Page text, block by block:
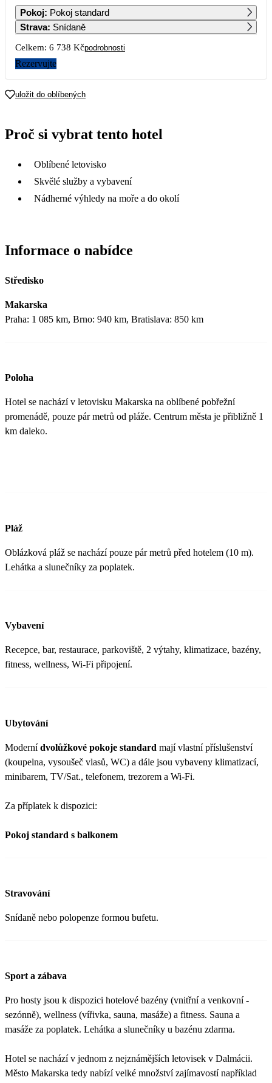
1 2 3 4 5 6 7
8 9 10 11 12 13 14
15
3 369 3 369
22 23
29
3 369
30 31
Pokoj: Pokoj standard
Strava: Snídaně
Celkem: 6 738 Kčpodrobnosti
Rezervujte
uložit do oblíbených
Proč si vybrat tento hotel
Oblíbené letovisko
Skvělé služby a vybavení
Nádherné výhledy na moře a do okolí
Informace o nabídce
Středisko
Makarska
Praha: 1 085 km, Brno: 940 km, Bratislava: 850 km
Poloha
Hotel se nachází v letovisku Makarska na oblíbené pobřežní
promenádě, pouze pár metrů od pláže. Centrum města je přibližně 1
km daleko.
Pláž
Oblázková pláž se nachází pouze pár metrů před hotelem (10 m).
Lehátka a slunečníky za poplatek.
Vybavení
Recepce, bar, restaurace, parkoviště, 2 výtahy, klimatizace, bazény,
fitness, wellness, Wi-Fi připojení.
Ubytování
Modernídvolůžkové pokoje standard mají vlastní příslušenství
(koupelna, vysoušeč vlasů, WC) a dále jsou vybaveny klimatizací,
minibarem, TV/Sat., telefonem, trezorem a Wi-Fi.
Za příplatek k dispozici:
Pokoj standard s balkonem
Stravování
Snídaně nebo polopenze formou bufetu.
Sport a zábava
Pro hosty jsou k dispozici hotelové bazény (vnitřní a venkovní -
sezónně), wellness (vířivka, sauna, masáže) a fitness. Sauna a
masáže za poplatek. Lehátka a slunečníky u bazénu zdarma.
Hotel se nachází v jednom z nejznámějších letovisek v Dalmácii.
Město Makarska tedy nabízí velké množství zajímavostí například